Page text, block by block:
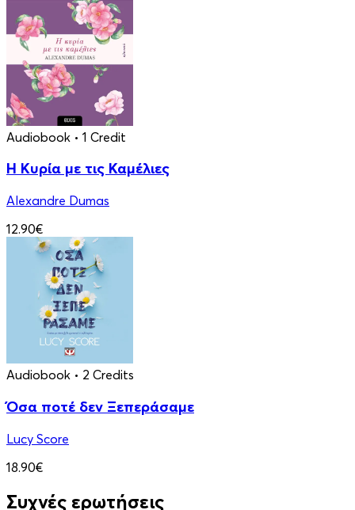
Audiobook • 1 Credit
Η Κυρία με τις Καμέλιες
Alexandre Dumas
12.90€
Audiobook • 2 Credits
Όσα ποτέ δεν Ξεπεράσαμε
Lucy Score
18.90€
Συχνές ερωτήσεις